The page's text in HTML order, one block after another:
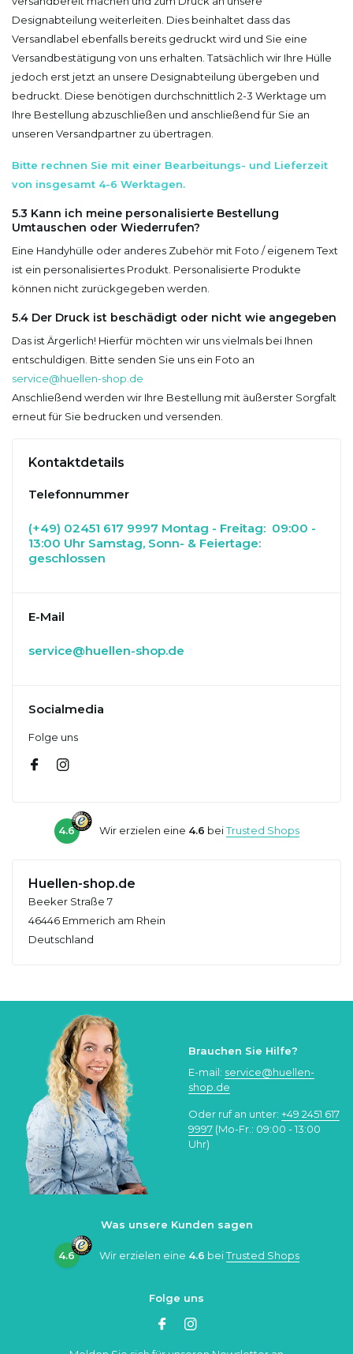
Designabteilung weiterleiten. Dies beinhaltet dass das
Versandlabel ebenfalls bereits gedruckt wird und Sie eine
Versandbestätigung von uns erhalten. Tatsächlich wir Ihre Hülle
jedoch erst jetzt an unsere Designabteilung übergeben und
bedruckt. Diese benötigen durchschnittlich 2-3 Werktage um
Ihre Bestellung abzuschließen und anschließend für Sie an
unseren Versandpartner zu übertragen.
Bitte rechnen Sie mit einer Bearbeitungs- und Lieferzeit
von insgesamt 4-6 Werktagen.
5.3 Kann ich meine personalisierte Bestellung
Umtauschen oder Wiederrufen?
Eine Handyhülle oder anderes Zubehör mit Foto / eigenem Text
ist ein personalisiertes Produkt. Personalisierte Produkte
können nicht zurückgegeben werden.
5.4 Der Druck ist beschädigt oder nicht wie angegeben
Das ist Ärgerlich! Hierfür möchten wir uns vielmals bei Ihnen
entschuldigen. Bitte senden Sie uns ein Foto an
service@huellen-shop.de
Anschließend werden wir Ihre Bestellung mit äußerster Sorgfalt
erneut für Sie bedrucken und versenden.
Kontaktdetails
Telefonnummer
(+49) 02451 617 9997 Montag - Freitag: 09:00 -
13:00 Uhr Samstag, Sonn- & Feiertage:
geschlossen
E-Mail
service@huellen-shop.de
Socialmedia
Folge uns
4.6 Wir erzielen eine 4.6 beiTrusted Shops
Huellen-shop.de
Beeker Straße 7
46446 Emmerich am Rhein
Deutschland
Brauchen Sie Hilfe?
E-mail: service@huellen-
shop.de
Oder ruf an unter: +49 2451 617
9997 (Mo-Fr.: 09:00 - 13:00
Uhr)
Was unsere Kunden sagen
4.6 Wir erzielen eine 4.6 beiTrusted Shops
Folge uns